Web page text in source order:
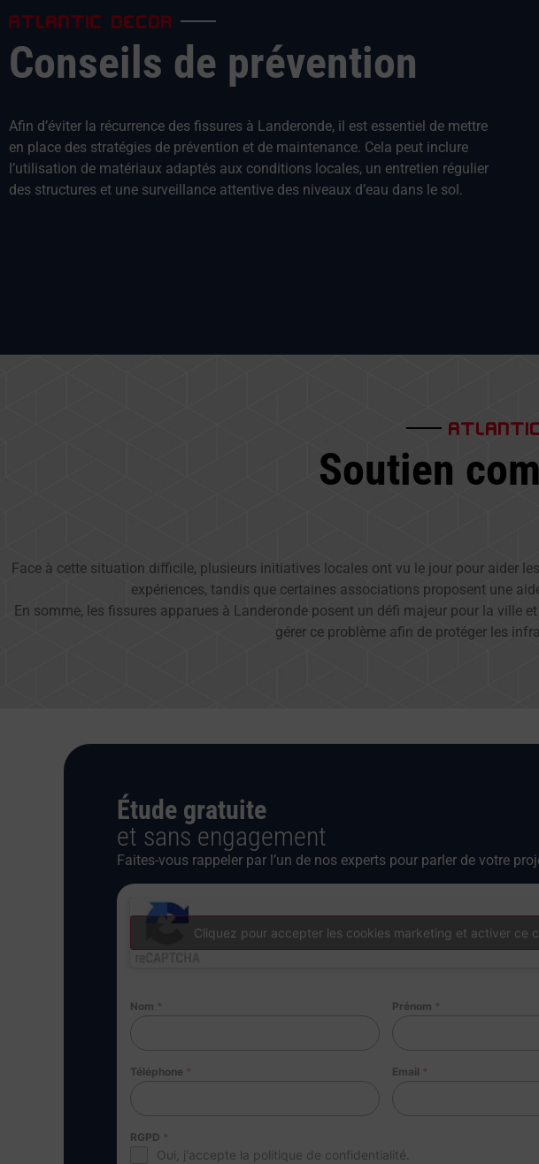
ATLANTIC DECOR
Conseils de prévention
Afin d’éviter la récurrence des fissures à Landeronde, il est essentiel de mettre
en place des stratégies de prévention et de maintenance. Cela peut inclure
l’utilisation de matériaux adaptés aux conditions locales, un entretien régulier
des structures et une surveillance attentive des niveaux d’eau dans le sol.
Soutien
Face à cette situation difficile, plusieurs initiatives locales ont vu le jour pour aider
expériences, tandis que certaines associations proposent une
En somme, les fissures apparues à Landeronde posent un défi majeur pour la ville
gérer ce problème afin de protéger les
Étude gratuite
et sans engagement
Faites-vous rappeler par l’un de nos experts pour parler de votre
Cliquez pour accepter les cookies marketing et activer ce
Nom * Prénom *
Téléphone * Email *
RGPD *
Oui, j'accepte la politique de confidentialité.